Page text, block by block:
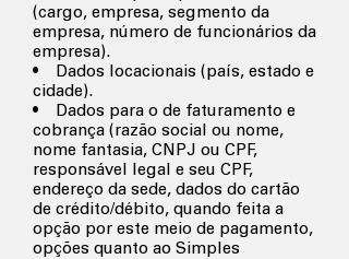
(cargo, empresa, segmento da
empresa, número de funcionários da
empresa).
• Dados locacionais (país, estado e
cidade).
• Dados para o de faturamento e
cobrança (razão social ou nome,
nome fantasia, CNPJ ou CPF,
responsável legal e seu CPF,
endereço da sede, dados do cartão
de crédito/débito, quando feita a
opção por este meio de pagamento,
opções quanto ao Simples